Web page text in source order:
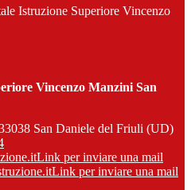
Istruzione Superiore Vincenzo
Vincenzo Manzini San
San Daniele del Friuli (UD)
Link per inviare una mail
Link per inviare una mail